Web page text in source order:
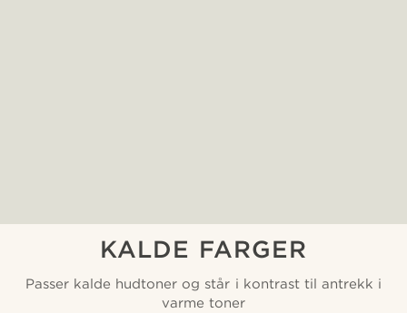
KALDE FARGER
Passer kalde hudtoner og står i kontrast til antrekk i
varme toner